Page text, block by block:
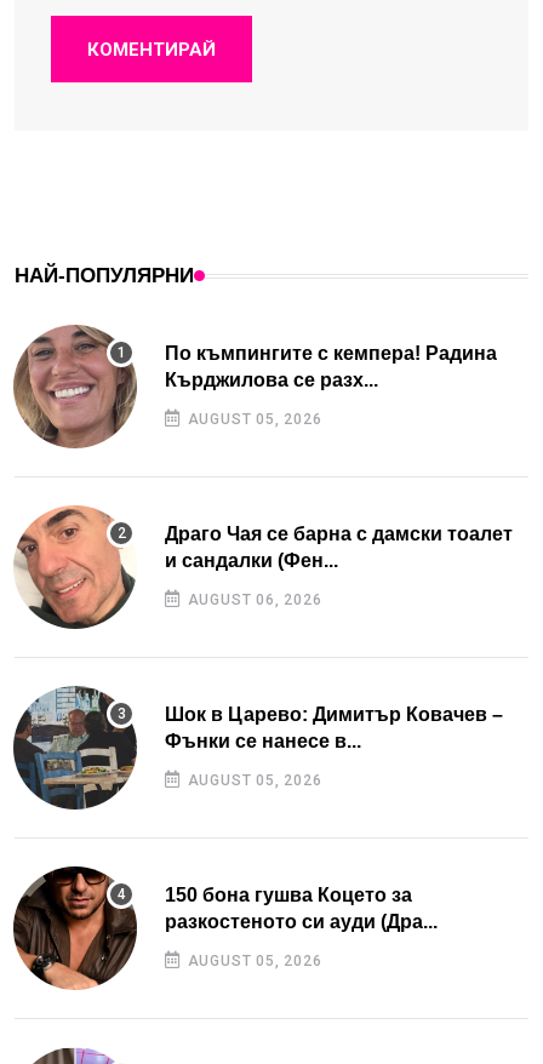
КОМЕНТИРАЙ
НАЙ-ПОПУЛЯРНИ
По къмпингите с кемпера! Радина
Кърджилова се разх...
AUGUST 05, 2026
Драго Чая се барна с дамски тоалет
и сандалки (Фен...
AUGUST 06, 2026
Шок в Царево: Димитър Ковачев –
Фънки се нанесе в...
AUGUST 05, 2026
150 бона гушва Коцето за
разкостеното си ауди (Дра...
AUGUST 05, 2026